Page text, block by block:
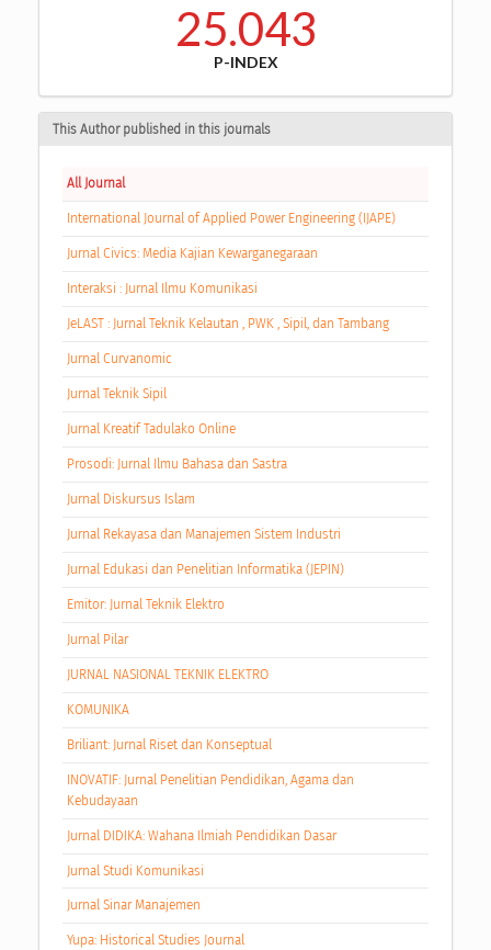
25.043
P-INDEX
This Author published in this journals
All Journal
International Journal of Applied Power Engineering (IJAPE)
Jurnal Civics: Media Kajian Kewarganegaraan
Interaksi : Jurnal Ilmu Komunikasi
JeLAST : Jurnal Teknik Kelautan , PWK , Sipil, dan Tambang
Jurnal Curvanomic
Jurnal Teknik Sipil
Jurnal Kreatif Tadulako Online
Prosodi: Jurnal Ilmu Bahasa dan Sastra
Jurnal Diskursus Islam
Jurnal Rekayasa dan Manajemen Sistem Industri
Jurnal Edukasi dan Penelitian Informatika (JEPIN)
Emitor: Jurnal Teknik Elektro
Jurnal Pilar
JURNAL NASIONAL TEKNIK ELEKTRO
KOMUNIKA
Briliant: Jurnal Riset dan Konseptual
INOVATIF: Jurnal Penelitian Pendidikan, Agama dan
Kebudayaan
Jurnal DIDIKA: Wahana Ilmiah Pendidikan Dasar
Jurnal Studi Komunikasi
Jurnal Sinar Manajemen
Yupa: Historical Studies Journal